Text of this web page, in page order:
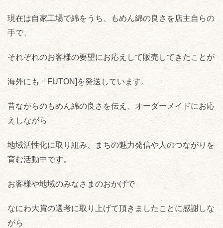
現在は自家工場で綿をうち、もめん綿の良さを店主自らの
手で、
それぞれのお客様の要望にお応えして販売してきたことが
海外にも「FUTON]を発送しています。
昔ながらのもめん綿の良さを伝え、オーダーメイドにお応
えしながら
地域活性化に取り組み、まちの魅力発信や人のつながりを
育む活動中です。
お客様や地域のみなさまのおかげで
なにわ大賞の選考に取り上げて頂きましたことに感謝しな
がら